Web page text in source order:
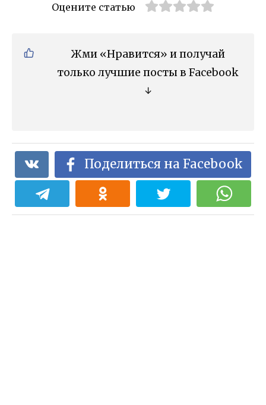
Оцените статью
Жми «Нравится» и получай
только лучшие посты в Facebook
↓
Поделиться на Facebook